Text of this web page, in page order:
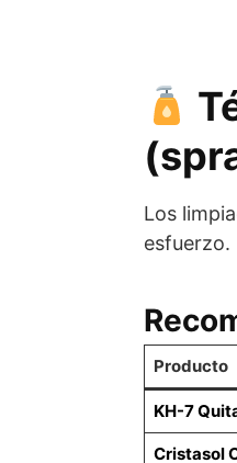
Los
esfuerzo.
Producto
KH-7
Cristasol